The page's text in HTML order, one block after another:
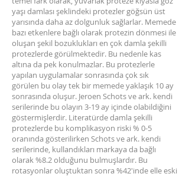
yaşı damlası şeklindeki protezler göğsün üst
yarısında daha az dolgunluk sağlarlar. Memede
bazı etkenlere bağlı olarak protezin dönmesi ile
oluşan şekil bozuklukları en çok damla şekilli
protezlerde görülmektedir. Bu nedenle kas
altına da pek konulmazlar. Bu protezlerle
yapılan uygulamalar sonrasında çok sık
görülen bu olay tek bir memede yaklaşık 10 ay
sonrasında oluşur. Jeroen Schots ve ark. kendi
serilerinde bu olayın 3-19 ay içinde olabildiğini
göstermişlerdir. Literatürde damla şekilli
protezlerde bu komplikasyon riski % 0-5
oranında gösterilirken Schots ve ark. kendi
serilerinde, kullandıkları markaya da bağlı
olarak %8.2 olduğunu bulmuşlardır. Bu
rotasyonlar oluştuktan sonra %42'inde elle eski